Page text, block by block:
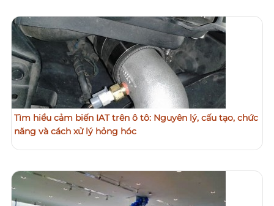
Tìm hiểu cảm biến IAT trên ô tô: Nguyên lý, cấu tạo, chức
năng và cách xử lý hỏng hóc